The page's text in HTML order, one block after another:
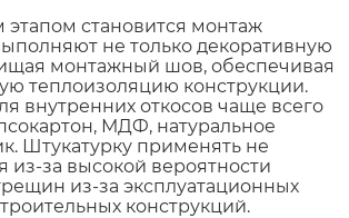
становится монтаж
не только декоративную
монтажный шов, обеспечивая
теплоизоляцию конструкции.
внутренних откосов чаще всего
МДФ, натуральное
Штукатурку применять не
из-за высокой вероятности
из-за эксплуатационных
конструкций.